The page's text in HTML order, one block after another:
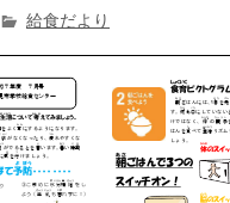
給食だより